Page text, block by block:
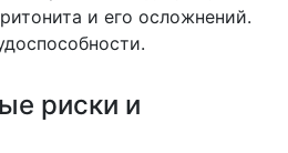
и его осложнений.
риски и